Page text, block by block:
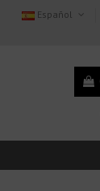
Español